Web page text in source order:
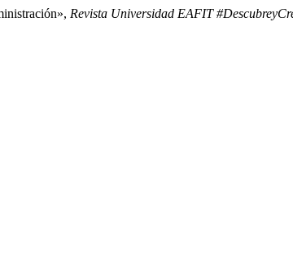
Revista Universidad EAFIT